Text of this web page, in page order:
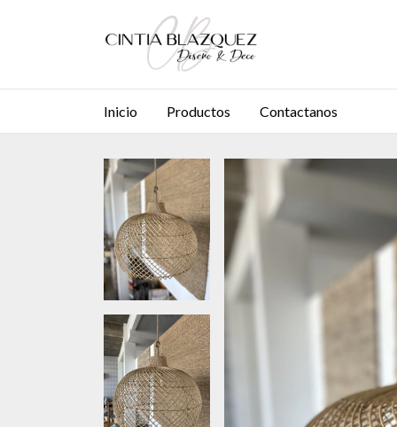
Inicio Productos Contactanos